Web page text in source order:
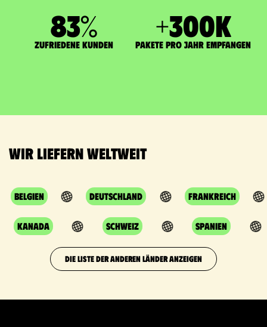
83%
zufriedene Kunden
+300K
Pakete pro Jahr empfangen
Wir liefern weltweit
Belgien Deutschland Frankreich
Kanada Schweiz Spanien
DIE LISTE DER ANDEREN LÄNDER ANZEIGEN